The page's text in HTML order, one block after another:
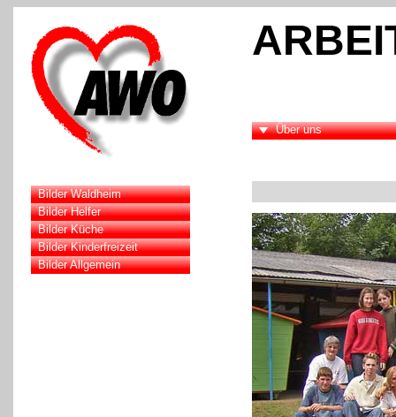
Über uns
Bilder Waldheim
Bilder Helfer
Bilder Küche
Bilder Kinderfreizeit
Bilder Allgemein